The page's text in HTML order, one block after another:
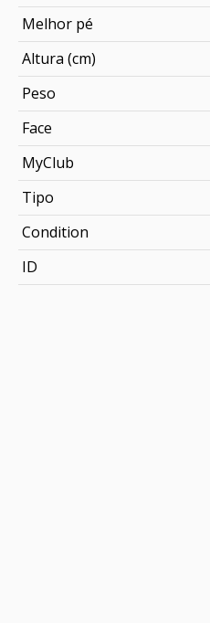
Melhor pé
Altura (cm)
Peso
Face
MyClub
Tipo
Condition
ID